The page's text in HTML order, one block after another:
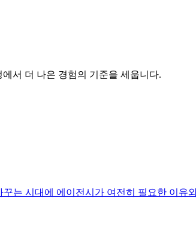
서 더 나은 경험의 기준을 세웁니다.
는 시대에 에이전시가 여전히 필요한 이유